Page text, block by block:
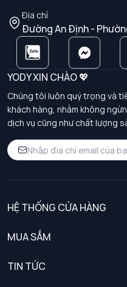
Địa chỉ
Đường An Định -
YODY XIN CHÀO 💖
Chúng tôi luôn quý trọng và
khách hàng, nhằm không
dịch vụ cũng như chất lượng
HỆ THỐNG CỬA HÀNG
MUA SẮM
TIN TỨC